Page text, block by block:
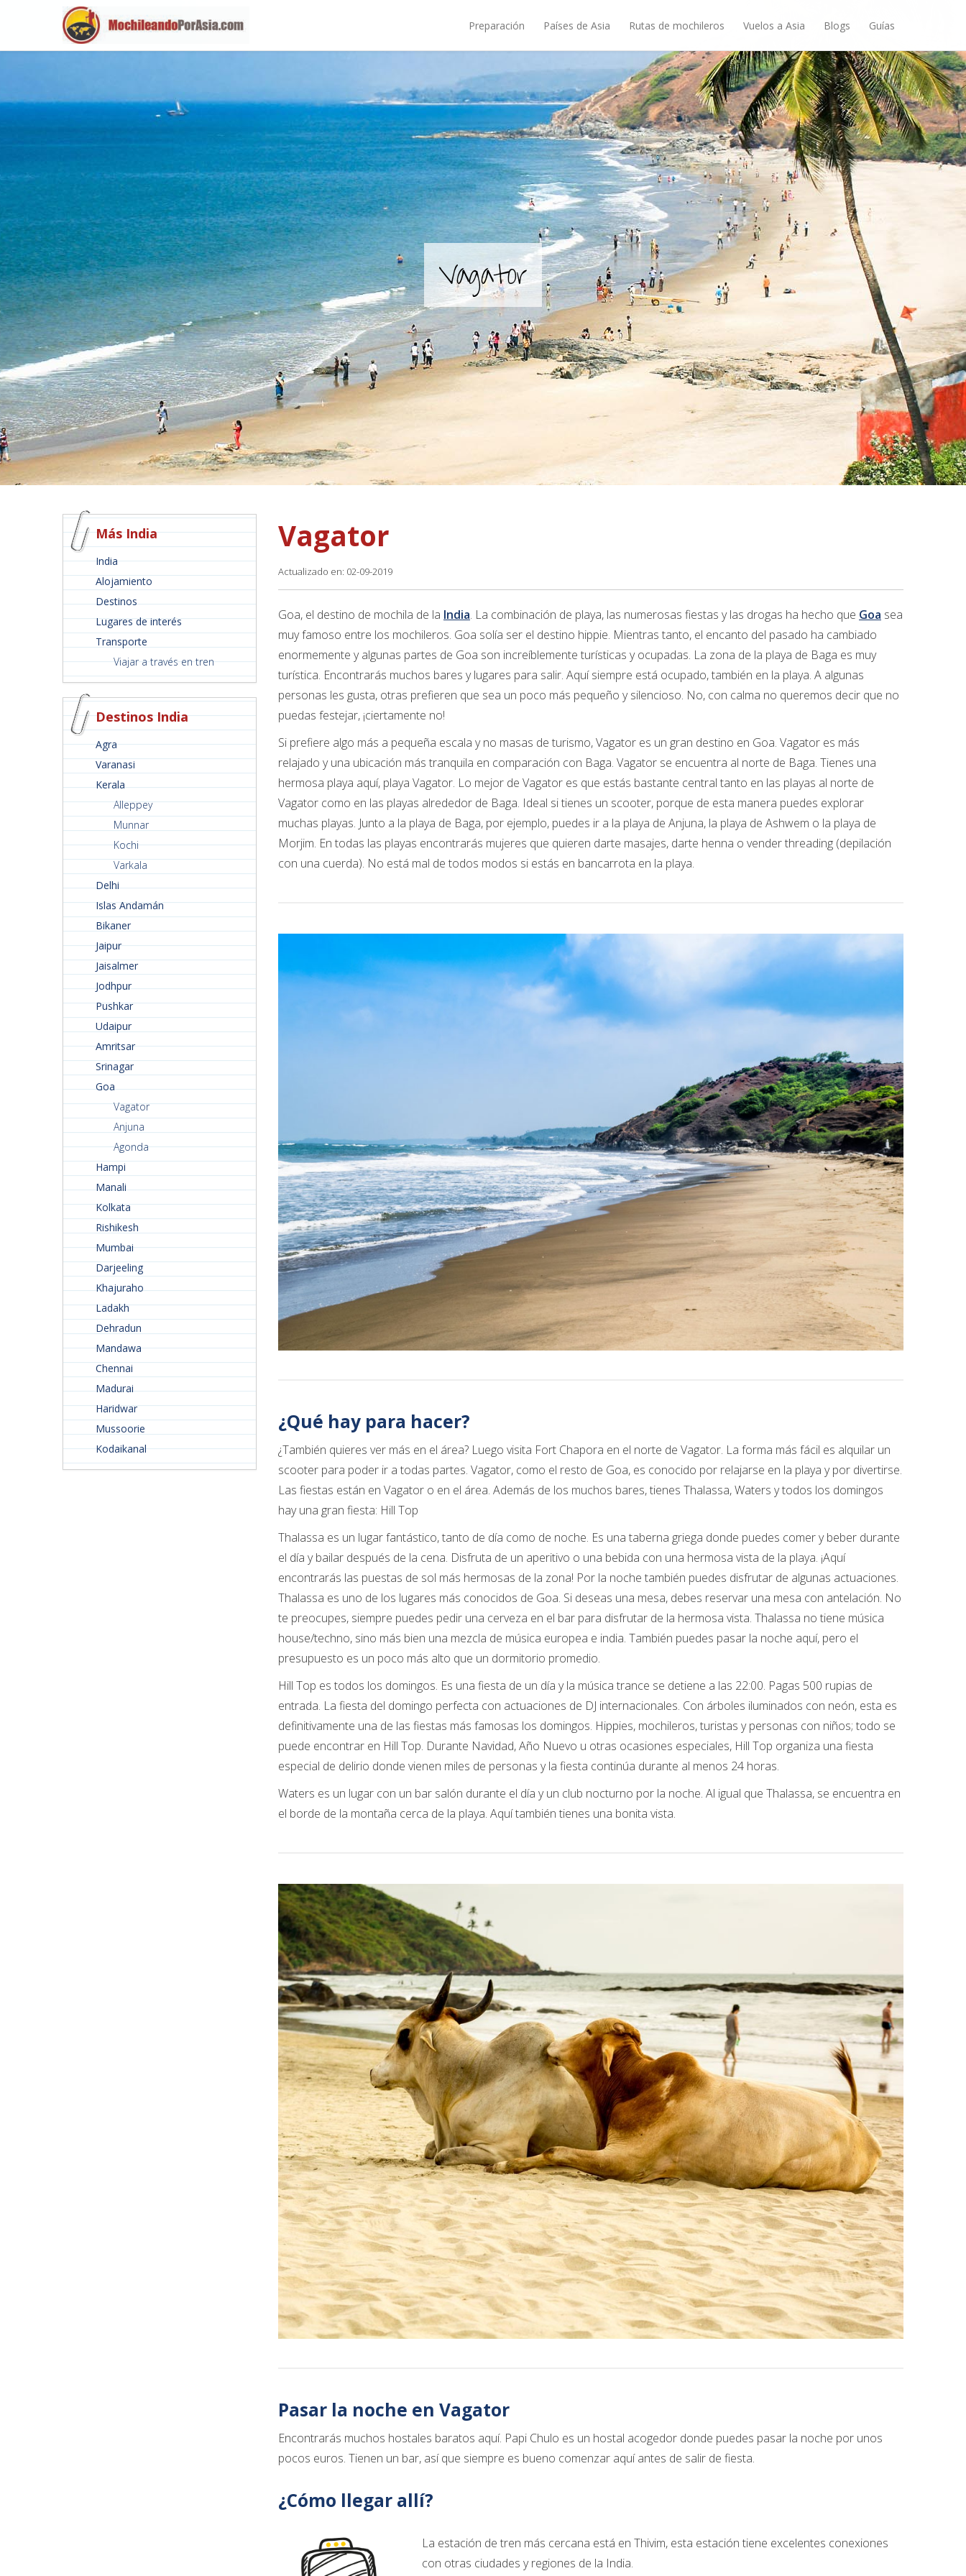
Preparación Países de Asia Rutas de mochileros Vuelos a Asia Blogs Guías
Vagator
Más India
India
Alojamiento
Destinos
Lugares de interés
Transporte
Viajar a través en tren
Destinos India
Agra
Varanasi
Kerala
Alleppey
Munnar
Kochi
Varkala
Delhi
Islas Andamán
Bikaner
Jaipur
Jaisalmer
Jodhpur
Pushkar
Udaipur
Amritsar
Srinagar
Goa
Vagator
Anjuna
Agonda
Hampi
Manali
Kolkata
Rishikesh
Mumbai
Darjeeling
Khajuraho
Ladakh
Dehradun
Mandawa
Chennai
Madurai
Haridwar
Mussoorie
Kodaikanal
Vagator
Actualizado en: 02-09-2019
Goa, el destino de mochila de la India. La combinación de playa, las numerosas fiestas y las drogas ha hecho que Goa sea
muy famoso entre los mochileros. Goa solía ser el destino hippie. Mientras tanto, el encanto del pasado ha cambiado
enormemente y algunas partes de Goa son increíblemente turísticas y ocupadas. La zona de la playa de Baga es muy
turística. Encontrarás muchos bares y lugares para salir. Aquí siempre está ocupado, también en la playa. A algunas
personas les gusta, otras prefieren que sea un poco más pequeño y silencioso. No, con calma no queremos decir que no
puedas festejar, ¡ciertamente no!
Si prefiere algo más a pequeña escala y no masas de turismo, Vagator es un gran destino en Goa. Vagator es más
relajado y una ubicación más tranquila en comparación con Baga. Vagator se encuentra al norte de Baga. Tienes una
hermosa playa aquí, playa Vagator. Lo mejor de Vagator es que estás bastante central tanto en las playas al norte de
Vagator como en las playas alrededor de Baga. Ideal si tienes un scooter, porque de esta manera puedes explorar
muchas playas. Junto a la playa de Baga, por ejemplo, puedes ir a la playa de Anjuna, la playa de Ashwem o la playa de
Morjim. En todas las playas encontrarás mujeres que quieren darte masajes, darte henna o vender threading (depilación
con una cuerda). No está mal de todos modos si estás en bancarrota en la playa.
¿Qué hay para hacer?
¿También quieres ver más en el área? Luego visita Fort Chapora en el norte de Vagator. La forma más fácil es alquilar un
scooter para poder ir a todas partes. Vagator, como el resto de Goa, es conocido por relajarse en la playa y por divertirse.
Las fiestas están en Vagator o en el área. Además de los muchos bares, tienes Thalassa, Waters y todos los domingos
hay una gran fiesta: Hill Top
Thalassa es un lugar fantástico, tanto de día como de noche. Es una taberna griega donde puedes comer y beber durante
el día y bailar después de la cena. Disfruta de un aperitivo o una bebida con una hermosa vista de la playa. ¡Aquí
encontrarás las puestas de sol más hermosas de la zona! Por la noche también puedes disfrutar de algunas actuaciones.
Thalassa es uno de los lugares más conocidos de Goa. Si deseas una mesa, debes reservar una mesa con antelación. No
te preocupes, siempre puedes pedir una cerveza en el bar para disfrutar de la hermosa vista. Thalassa no tiene música
house/techno, sino más bien una mezcla de música europea e india. También puedes pasar la noche aquí, pero el
presupuesto es un poco más alto que un dormitorio promedio.
Hill Top es todos los domingos. Es una fiesta de un día y la música trance se detiene a las 22:00. Pagas 500 rupias de
entrada. La fiesta del domingo perfecta con actuaciones de DJ internacionales. Con árboles iluminados con neón, esta es
definitivamente una de las fiestas más famosas los domingos. Hippies, mochileros, turistas y personas con niños; todo se
puede encontrar en Hill Top. Durante Navidad, Año Nuevo u otras ocasiones especiales, Hill Top organiza una fiesta
especial de delirio donde vienen miles de personas y la fiesta continúa durante al menos 24 horas.
Waters es un lugar con un bar salón durante el día y un club nocturno por la noche. Al igual que Thalassa, se encuentra en
el borde de la montaña cerca de la playa. Aquí también tienes una bonita vista.
Pasar la noche en Vagator
Encontrarás muchos hostales baratos aquí. Papi Chulo es un hostal acogedor donde puedes pasar la noche por unos
pocos euros. Tienen un bar, así que siempre es bueno comenzar aquí antes de salir de fiesta.
¿Cómo llegar allí?
La estación de tren más cercana está en Thivim, esta estación tiene excelentes conexiones
con otras ciudades y regiones de la India.